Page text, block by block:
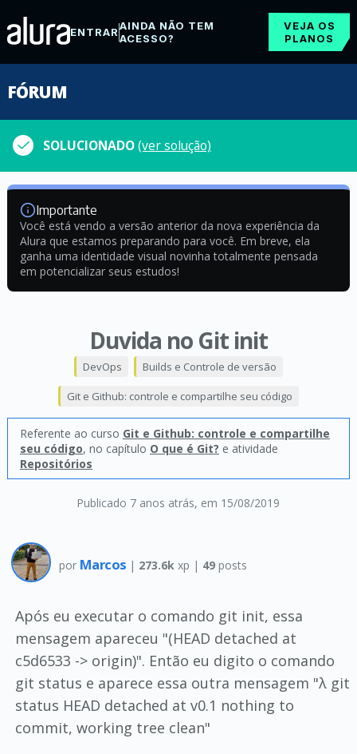
ENTRARAINDA NÃO TEM
ACESSO?
VEJA OS
PLANOS
FÓRUM
SOLUCIONADO(ver solução)
Importante
Você está vendo a versão anterior da nova experiência da
Alura que estamos preparando para você. Em breve, ela
ganha uma identidade visual novinha totalmente pensada
em potencializar seus estudos!
Duvida no Git init
Publicado 7 anos atrás, em 15/08/2019
DevOps Builds e Controle de versão
Git e Github: controle e compartilhe seu código
Referente ao curso Git e Github: controle e compartilhe
seu código, no capítulo O que é Git? e atividade
Repositórios
por Marcos | 273.6k xp | 49posts
Após eu executar o comando git init, essa
mensagem apareceu "(HEAD detached at
c5d6533 -> origin)". Então eu digito o comando
git status e aparece essa outra mensagem "λ git
status HEAD detached at v0.1 nothing to
commit, working tree clean"